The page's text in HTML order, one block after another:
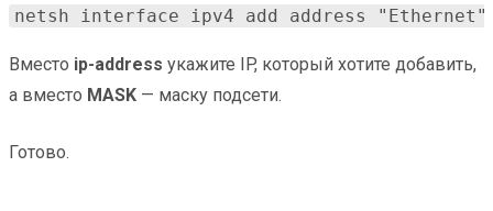
netsh interface ipv4 add address "Ethernet"
Вместо ip-address укажите IP, который хотите добавить,
а вместо MASK — маску подсети.
Готово.